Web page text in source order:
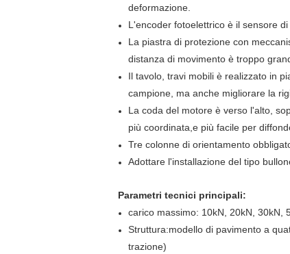
deformazione.
L'encoder fotoelettrico è il sensore
La piastra di protezione con
distanza di movimento è troppo
Il tavolo, travi mobili è realizzato in
campione, ma anche migliorare la
La coda del motore è verso l'alto,
più coordinata,e più facile per
Tre colonne di orientamento
Adottare l'installazione del tipo
Parametri tecnici principali:
carico massimo: 10kN, 20kN, 30kN,
Struttura:modello di pavimento a
trazione)